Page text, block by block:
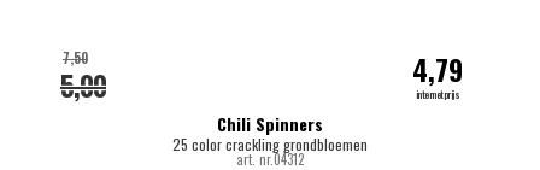
Chili Spinners
25 color crackling grondbloemen
art. nr.04312
5,00
7,50 4,79
internetprijs